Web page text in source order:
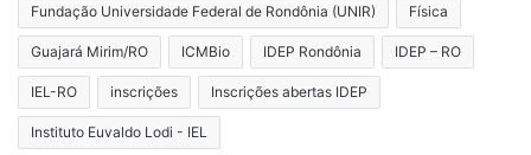
Fundação Universidade Federal de Rondônia (UNIR) Física
Guajará Mirim/RO ICMBio IDEP Rondônia IDEP – RO
IEL-RO inscrições Inscrições abertas IDEP
Instituto Euvaldo Lodi - IEL